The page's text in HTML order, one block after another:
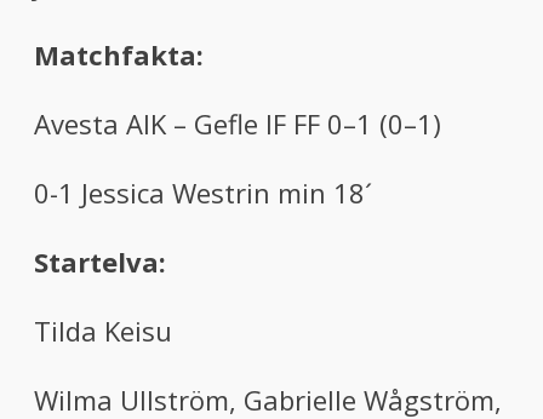
Matchfakta:
Avesta AIK – Gefle IF FF 0–1 (0–1)
0-1 Jessica Westrin min 18´
Startelva:
Tilda Keisu
Wilma Ullström, Gabrielle Wågström,